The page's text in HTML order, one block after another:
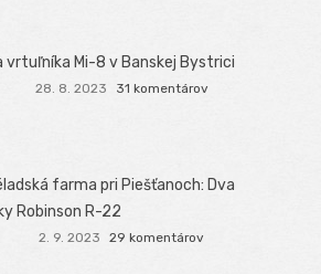
vrtuľníka Mi-8 v Banskej Bystrici
28. 8. 2023 31 komentárov
farma pri Piešťanoch: Dva
Robinson R-22
2. 9. 2023 29 komentárov